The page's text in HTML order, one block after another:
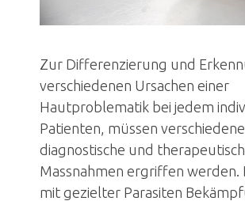
Chirurgie
Diagnostik
Komplementärmedizin
Bildergalerie
Kleintier-Informationen
Zur Differenzierung und
verschiedenen Ursachen einer
Hautproblematik bei jedem
Patienten, müssen verschiedene
diagnostische und
Massnahmen ergriffen werden.
mit gezielter Parasiten